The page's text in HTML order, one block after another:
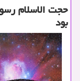
حجت الاسلام
بود